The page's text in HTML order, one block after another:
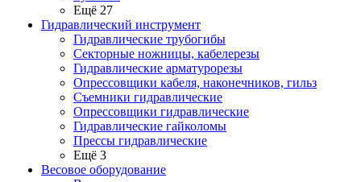
Ещё 27
Гидравлический инструмент
Гидравлические трубогибы
Секторные ножницы, кабелерезы
Гидравлические арматурорезы
Опрессовщики кабеля, наконечников, гильз
Съемники гидравлические
Опрессовщики гидравлические
Гидравлические гайколомы
Прессы гидравлические
Ещё 3
Весовое оборудование